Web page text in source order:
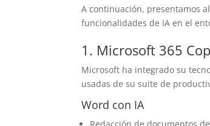
A continuación, presentamos
funcionalidades de IA en el
1. Microsoft 365
Microsoft ha integrado su
usadas de su suite de
Word con IA